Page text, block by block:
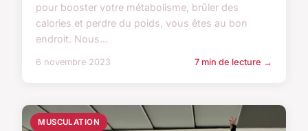
pour booster votre métabolisme, brûler des
calories et perdre du poids, vous êtes au bon
endroit. Nous...
6 novembre 2023 7 min de lecture →
MUSCULATION